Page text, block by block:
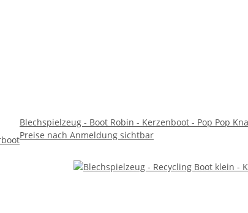
Blechspielzeug - Boot Robin - Kerzenboot - Pop Pop
Preise nach Anmeldung sichtbar